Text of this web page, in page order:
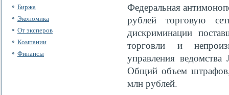
Биржа
Экономика
От эксперов
Компании
Финансы
Федеральная
рублей торговую
дискриминации
торговли и
управления
Общий объем штрафов,
млн рублей.